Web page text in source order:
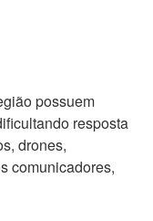
possuem
resposta
drones,
comunicadores,